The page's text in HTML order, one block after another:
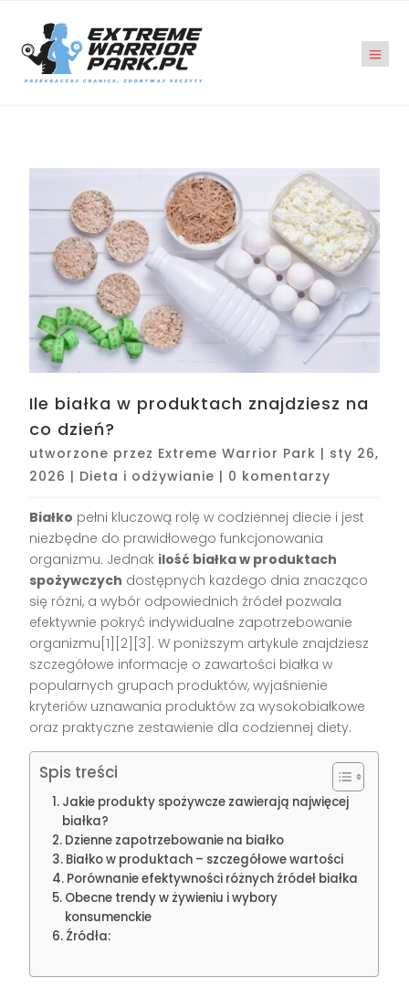
Ile białka w produktach znajdziesz na
co dzień?
utworzone przez Extreme Warrior Park | sty 26,
2026 | Dieta i odżywianie | 0 komentarzy
Białko pełni kluczową rolę w codziennej diecie i jest
niezbędne do prawidłowego funkcjonowania
organizmu. Jednak ilość białka w produktach
spożywczych dostępnych każdego dnia znacząco
się różni, a wybór odpowiednich źródeł pozwala
efektywnie pokryć indywidualne zapotrzebowanie
organizmu[1][2][3]. W poniższym artykule znajdziesz
szczegółowe informacje o zawartości białka w
popularnych grupach produktów, wyjaśnienie
kryteriów uznawania produktów za wysokobiałkowe
oraz praktyczne zestawienie dla codziennej diety.
Spis treści
Jakie produkty spożywcze zawierają najwięcej
białka?
Dzienne zapotrzebowanie na białko
Białko w produktach – szczegółowe wartości
Porównanie efektywności różnych źródeł białka
Obecne trendy w żywieniu i wybory
konsumenckie
Źródła: